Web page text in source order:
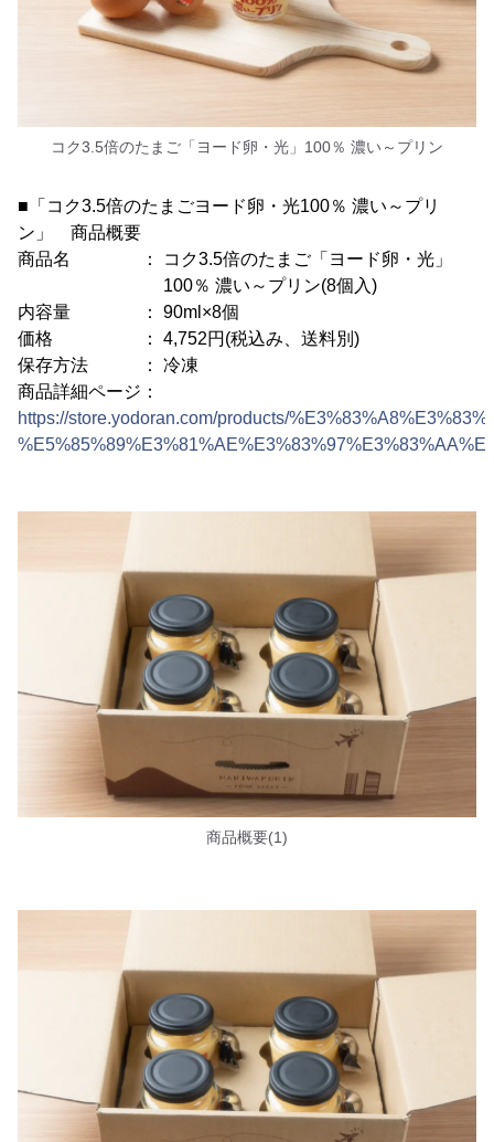
コク3.5倍のたまご「ヨード卵・光」100％ 濃い～プリン
■「コク3.5倍のたまごヨード卵・光100％ 濃い～プリ
ン」 商品概要
商品名 ： コク3.5倍のたまご「ヨード卵・光」
100％ 濃い～プリン(8個入)
内容量 ： 90ml×8個
価格 ： 4,752円(税込み、送料別)
保存方法 ： 冷凍
商品詳細ページ：
https://store.yodoran.com/products/
商品概要(1)